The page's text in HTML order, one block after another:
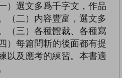
）選文多爲千字文，作品
（二）内容豐富，選文多
（三）各種體裁、各種寫
）每篇問斬的後面都有提
以及應考的練習。本書適